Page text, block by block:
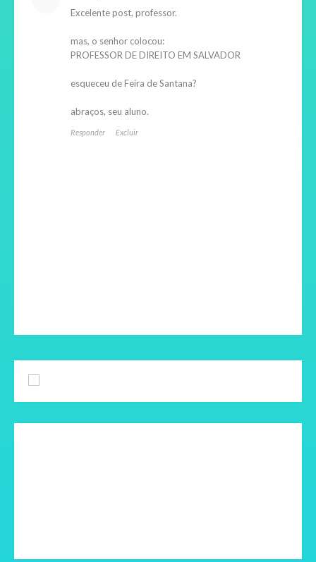
Excelente post, professor.
mas, o senhor colocou:
PROFESSOR DE DIREITO EM SALVADOR
esqueceu de Feira de Santana?
abraços, seu aluno.
Responder Excluir